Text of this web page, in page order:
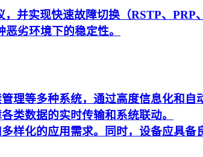
并实现快速故障切换（RSTP、PRP
劣环境下的稳定性。
理等多种系统，通过高度信息化和自
类数据的实时传输和系统联动。
化的应用需求。同时，设备应具备